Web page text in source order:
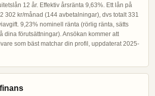
12 år. Effektiv årsränta 9,63%. Ett lån på
302 kr/månad (144 avbetalningar), dvs totalt 331
9,23% nominell ränta (rörlig ränta, sätts
dina förutsättningar). Ansökan kommer att
som bäst matchar din profil, uppdaterat 2025-